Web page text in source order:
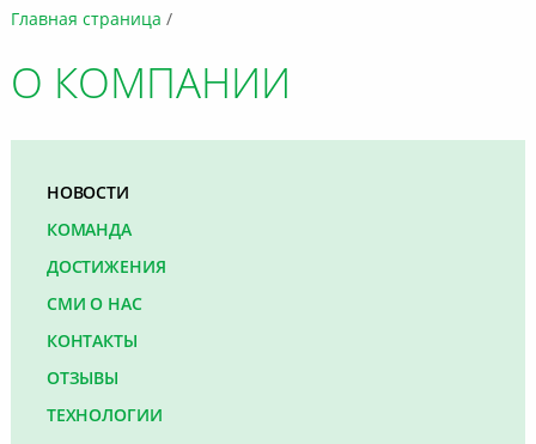
Главная страница
О КОМПАНИИ
НОВОСТИ
КОМАНДА
ДОСТИЖЕНИЯ
СМИ О НАС
КОНТАКТЫ
ОТЗЫВЫ
ТЕХНОЛОГИИ